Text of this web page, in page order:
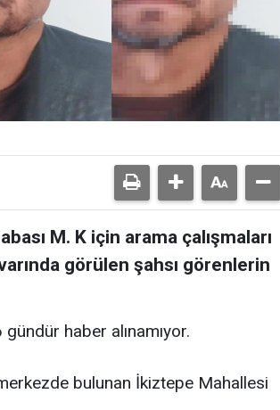
M. K için arama çalışmaları
görülen şahsı görenlerin
haber alınamıyor.
bulunan İkiztepe Mahallesi